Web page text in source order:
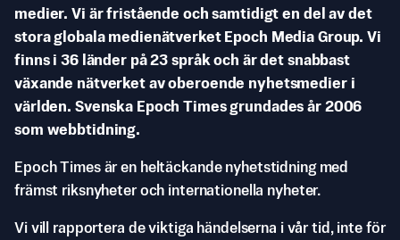
medier. Vi är fristående och samtidigt en del av det
stora globala medienätverket Epoch Media Group. Vi
finns i 36 länder på 23 språk och är det snabbast
växande nätverket av oberoende nyhetsmedier i
världen. Svenska Epoch Times grundades år 2006
som webbtidning.
Epoch Times är en heltäckande nyhetstidning med
främst riksnyheter och internationella nyheter.
Vi vill rapportera de viktiga händelserna i vår tid, inte för